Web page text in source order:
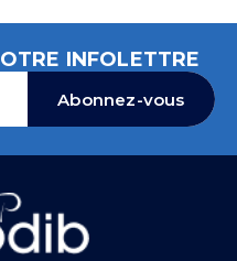
INFOLETTRE
Abonnez-vous